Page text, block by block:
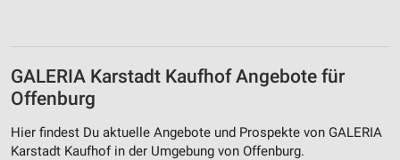
GALERIA Karstadt Kaufhof Angebote für
Offenburg
Hier findest Du aktuelle Angebote und Prospekte von GALERIA
Karstadt Kaufhof in der Umgebung von Offenburg.